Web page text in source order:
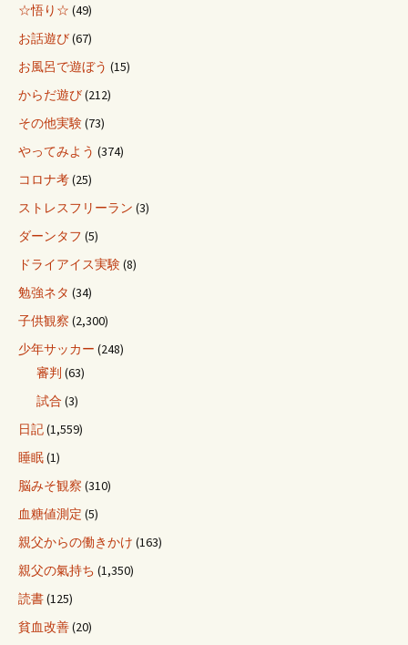
☆悟り☆ (49)
お話遊び(67)
お風呂で遊ぼう (15)
からだ遊び(212)
その他実験(73)
やってみよう (374)
コロナ考(25)
ストレスフリーラン (3)
ダーンタフ (5)
ドライアイス実験(8)
勉強ネタ (34)
子供観察 (2,300)
少年サッカー (248)
審判 (63)
試合 (3)
日記(1,559)
睡眠(1)
脳みそ観察 (310)
血糖値測定 (5)
親父からの働きかけ (163)
親父の氣持ち (1,350)
読書(125)
貧血改善(20)